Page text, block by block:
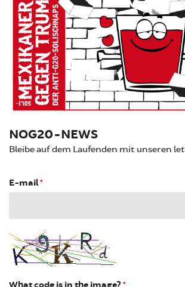
NOG20-NEWS
Bleibe auf dem Laufenden mit unseren
E-mail*
What code is in the image? *